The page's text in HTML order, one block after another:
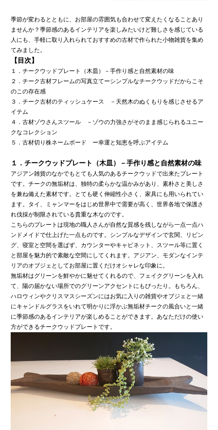
季節が変わるとともに、お部屋の雰囲気も合わせて変えたくなることあり
ませんか？季節感のあるインテリアを楽しみたいけど難しさを感じている
人にも、手軽に取り入れられておすすめの古材で作られた小物雑貨を集め
てみました。
【目次】
１．チークウッドプレート（木皿）－手作り感と自然素材の味
２．チーク古材フレームの写真立てーシンプルなチークウッドだからこそ
のこの存在感
３．チーク古材のティッシュケース －天然木のぬくもりを感じさせるア
イテム
４．古材ゾウさんスツール －ゾウの力強さがそのまま感じられるユニー
クなコレクション
５．古材切り株ネームボード ー幸運と知恵を呼ぶアイテム
１．チークウッドプレート（木皿）－手作り感と自然素材の味
アジアン雑貨のなかでもとても人気のあるチークウッドで出来たプレート
です。チークの無垢材は、独特の柔らかな温かみがあり、素朴さと美しさ
を兼ね備えた素材です。とても硬く伸縮性小さく、家具にも用いられてい
ます。タイ、ミャンマーをはじめ世界中で需要が高く、世界各地で保護さ
れ伐採が制限されている貴重な木なのです。
こちらのプレートは現地の職人さんが自然な質感を残しながら一点一点ハ
ンドメイドで仕上げた一点ものです。シンプルなデザインで玄関、リビン
グ、寝室と空間を選ばず、カウンターやキャビネット、スツール等に置く
と部屋を魅力的で素敵な空間にしてくれます。アジアン、モダンなインテ
リアのオブジェとしてお部屋に置くだけオシャレな印象に。
無垢材はグリーンを鮮やかに魅せてくれるので、フェイクグリーンを入れ
て、陽の届かない場所でのグリーンアクセントにもぴったり。もちろん、
ハロウィンやクリスマスシーズンにはお気に入りの雑貨やオブジェと一緒
にキャンドルグラスをいれて明かりに浮かぶ無垢材チークの風合いと一緒
に季節感のあるインテリアが楽しめることができます。あなただけの使い
方ができるチークウッドプレートです。